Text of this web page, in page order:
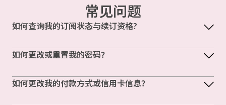
常见问题
如何查询我的订阅状态与续订资格?
如何更改或重置我的密码？
如何更改我的付款方式或信用卡信息？